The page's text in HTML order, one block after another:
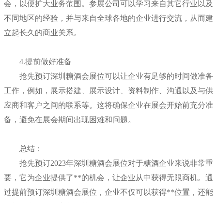
会，以便扩大业务范围。参展公司可以学习来自其它行业以及
不同地区的经验，并与来自全球各地的企业进行交流，从而建
立起长久的商业关系。
4.提前做好准备
抢先预订深圳糖酒会展位可以让企业有足够的时间做准备
工作，例如，展示搭建、展示设计、资料制作、沟通以及与供
应商和客户之间的联系等。这将确保企业在展会开始前充分准
备，避免在展会期间出现困难和问题。
总结：
抢先预订2023年深圳糖酒会展位对于糖酒企业来说非常重
要，它为企业提供了**的机会，让企业从中获得无限商机。通
过提前预订深圳糖酒会展位，企业不仅可以获得**位置，还能